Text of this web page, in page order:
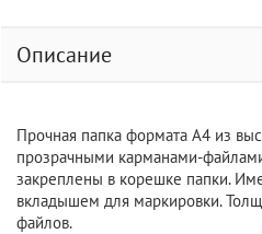
Описание
Прочная папка формата A4 из
прозрачными карманами-
закреплены в корешке папки.
вкладышем для маркировки.
файлов.